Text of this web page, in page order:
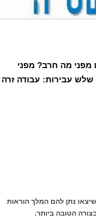
מפני מה חרב? מפני
עבירות: עבודה זרה
נתן להם המלך הוראות
הטובה ביותר.